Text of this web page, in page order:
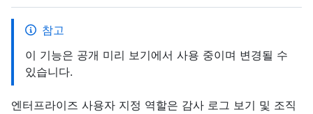
참고
이 기능은 공개 미리 보기에서 사용 중이며 변경될 수
있습니다.
엔터프라이즈 사용자 지정 역할은 감사 로그 보기 및 조직